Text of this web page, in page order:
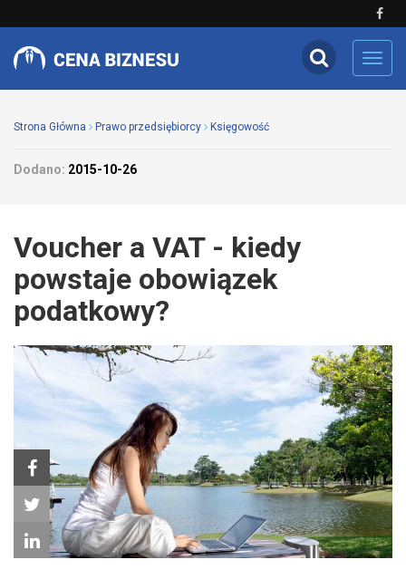
Strona Główna Prawo przedsiębiorcy Księgowość
Dodano: 2015-10-26
Voucher a VAT - kiedy
powstaje obowiązek
podatkowy?